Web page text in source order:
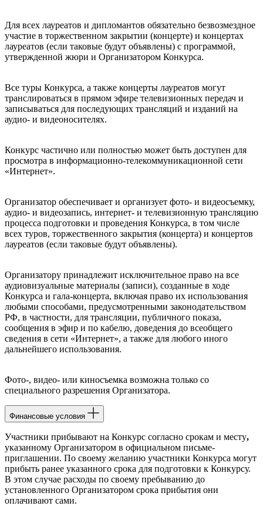
Для всех лауреатов и дипломантов обязательно безвозмездное
участие в торжественном закрытии (концерте) и концертах
лауреатов (если таковые будут объявлены) с программой,
утвержденной жюри и Организатором Конкурса.
Все туры Конкурса, а также концерты лауреатов могут
транслироваться в прямом эфире телевизионных передач и
записываться для последующих трансляций и изданий на
аудио- и видеоносителях.
Конкурс частично или полностью может быть доступен для
просмотра в информационно-телекоммуникационной сети
«Интернет».
Организатор обеспечивает и организует фото- и видеосъемку,
аудио- и видеозапись, интернет- и телевизионную трансляцию
процесса подготовки и проведения Конкурса, в том числе
всех туров, торжественного закрытия (концерта) и концертов
лауреатов (если таковые будут объявлены).
Организатору принадлежит исключительное право на все
аудиовизуальные материалы (записи), созданные в ходе
Конкурса и гала-концерта, включая право их использования
любыми способами, предусмотренными законодательством
РФ, в частности, для трансляции, публичного показа,
сообщения в эфир и по кабелю, доведения до всеобщего
сведения в сети «Интернет», а также для любого иного
дальнейшего использования.
Фото-, видео- или киносъемка возможна только со
специального разрешения Организатора.
Финансовые условия
Участники прибывают на Конкурс согласно срокам и месту,
указанному Организатором в официальном письме-
приглашении. По своему желанию участники Конкурса могут
прибыть ранее указанного срока для подготовки к Конкурсу.
В этом случае расходы по своему пребыванию до
установленного Организатором срока прибытия они
оплачивают сами.